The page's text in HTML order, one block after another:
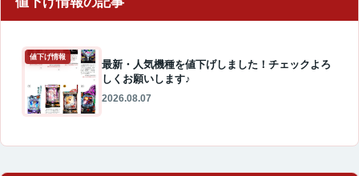
値下げ情報
最新・人気機種を値下げしました！チェックよろ
しくお願いします♪
2026.08.07